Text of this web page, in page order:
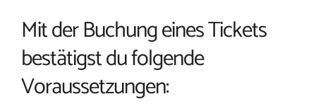
Mit der Buchung eines Tickets
bestätigst du folgende
Voraussetzungen: